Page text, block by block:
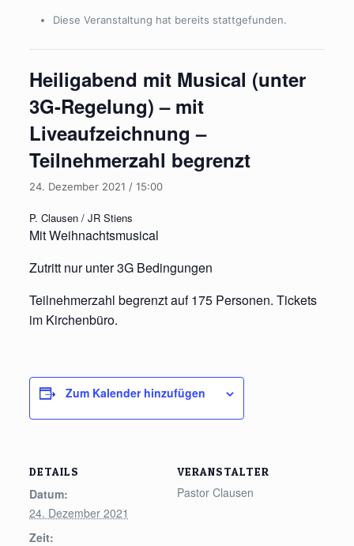
Diese Veranstaltung hat bereits stattgefunden.
Heiligabend mit Musical (unter
3G-Regelung) – mit
Liveaufzeichnung –
Teilnehmerzahl begrenzt
24. Dezember 2021 / 15:00
P. Clausen / JR Stiens
Mit Weihnachtsmusical
Zutritt nur unter 3G Bedingungen
Teilnehmerzahl begrenzt auf 175 Personen. Tickets
im Kirchenbüro.
Zum Kalender hinzufügen
DETAILS
Datum:
24. Dezember 2021
Zeit:
VERANSTALTER
Pastor Clausen